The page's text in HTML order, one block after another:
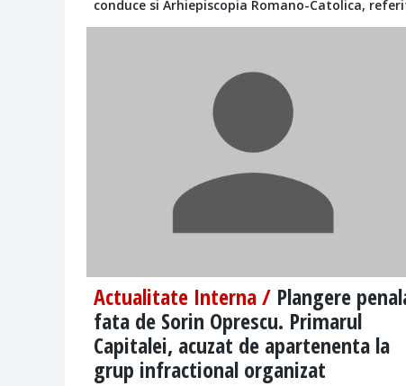
conduce si Arhiepiscopia Romano-Catolica,
Actualitate Interna / Plangere
fata de Sorin Oprescu. Primarul
Capitalei, acuzat de apartenenta la
grup infractional organizat